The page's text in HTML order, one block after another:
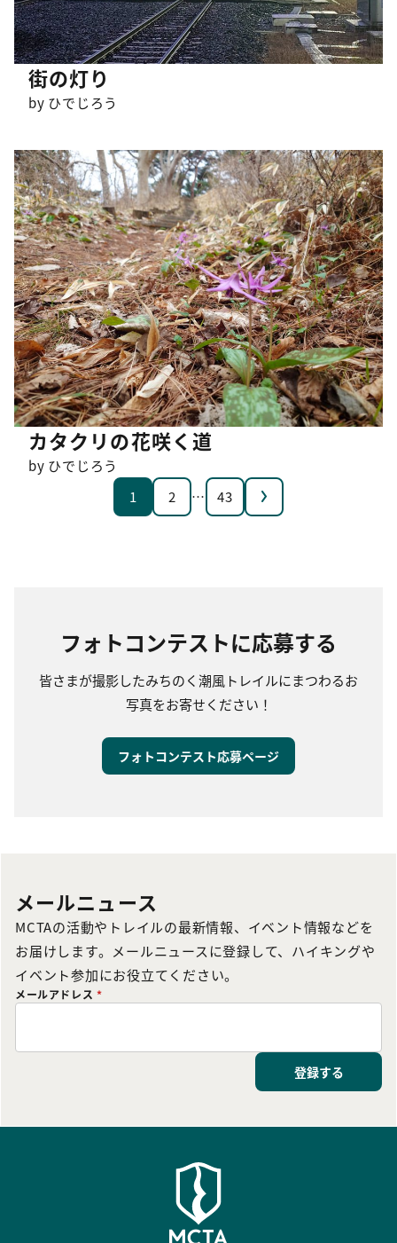
街の灯り
by ひでじろう
カタクリの花咲く道
by ひでじろう
1
2 … 43 次へ
フォトコンテストに応募する
皆さまが撮影したみちのく潮風トレイルにまつわるお
写真をお寄せください！
フォトコンテスト応募ページ
メールニュース
MCTAの活動やトレイルの最新情報、イベント情報などを
お届けします。メールニュースに登録して、ハイキングや
イベント参加にお役立てください。
メールアドレス *
登録する